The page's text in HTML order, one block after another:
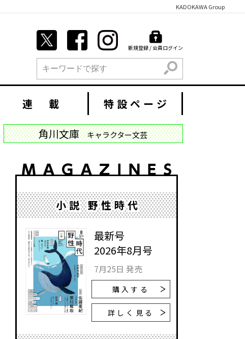
KADOKAWA Group
新規登録 / 会員ログイン
検索
連 載 特設ページ
角川文庫 キャラクター文芸
小説 野性時代
最新号
2026年8月号
7月25日 発売
購入する
詳しく見る